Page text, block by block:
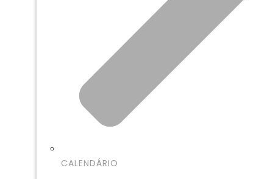
CALENDÁRIO